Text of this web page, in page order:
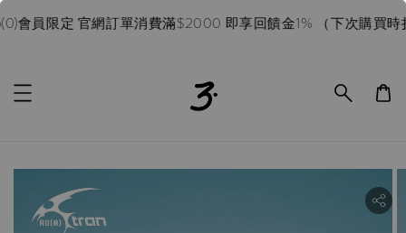
限定 官網訂單消費滿$2000 即享回饋金1% （下次購買時折抵